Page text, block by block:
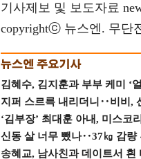
기사제보 및 보도자료
copyrightⓒ 뉴스엔. 무단
김혜수, 김지훈과 부부 케미 ‘
지퍼 스르륵 내리더니‥비비,
‘김부장’ 최대훈 아내, 미스코
신동 살 너무 뺐나‥37㎏ 감량
송혜교, 남사친과 데이트서